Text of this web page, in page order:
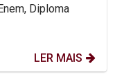
Diploma
LER MAIS